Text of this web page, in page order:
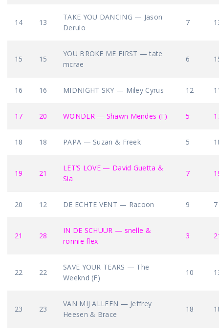
14 13
TAKE YOU DANCING — Jason
Derulo
7
15 15
YOU BROKE ME FIRST — tate
mcrae
6
16 16 MIDNIGHT SKY — Miley Cyrus 12
17 20 WONDER — Shawn Mendes (F) 5
18 18 PAPA — Suzan & Freek 5
19 21
LET’S LOVE — David Guetta &
Sia
7
20 12 DE ECHTE VENT — Racoon 9 7
21 28
IN DE SCHUUR — snelle &
ronnie flex
3
22 22
SAVE YOUR TEARS — The
Weeknd (F)
10
23 23
VAN MIJ ALLEEN — Jeffrey
Heesen & Brace
18